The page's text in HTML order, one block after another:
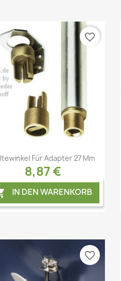
 Vorschau
Für Adapter 27 Mm
8,87 €
IN DEN WARENKORB
favorite_border
favorite_border